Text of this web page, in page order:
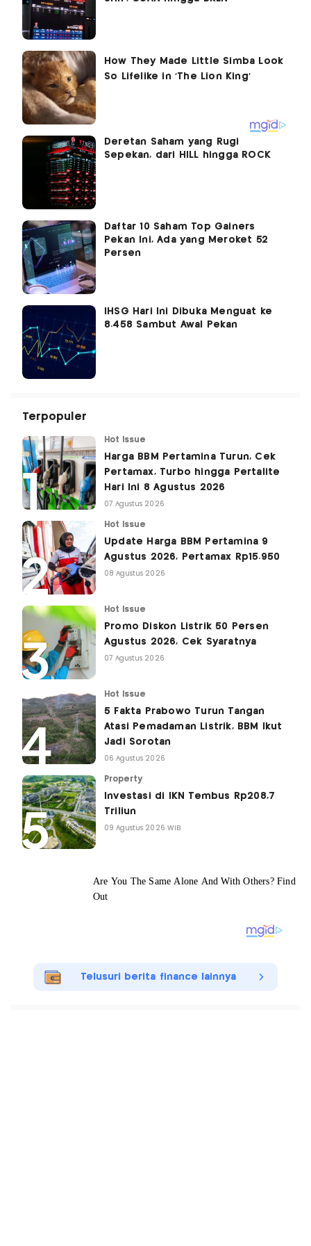
Deretan Saham yang Rugi
Sepekan, dari HILL hingga ROCK
Daftar 10 Saham Top Gainers
Pekan Ini, Ada yang Meroket 52
Persen
IHSG Hari Ini Dibuka Menguat ke
8.458 Sambut Awal Pekan
Terpopuler
Hot Issue
Harga BBM Pertamina Turun, Cek
Pertamax, Turbo hingga Pertalite
Hari Ini 8 Agustus 2026
07 Agustus 2026
Hot Issue
Update Harga BBM Pertamina 9
Agustus 2026, Pertamax Rp15.950
08 Agustus 2026
Hot Issue
Promo Diskon Listrik 50 Persen
Agustus 2026, Cek Syaratnya
07 Agustus 2026
Hot Issue
5 Fakta Prabowo Turun Tangan
Atasi Pemadaman Listrik, BBM Ikut
Jadi Sorotan
06 Agustus 2026
Property
Investasi di IKN Tembus Rp208,7
Triliun
09 Agustus 2026 WIB
Telusuri berita finance lainnya